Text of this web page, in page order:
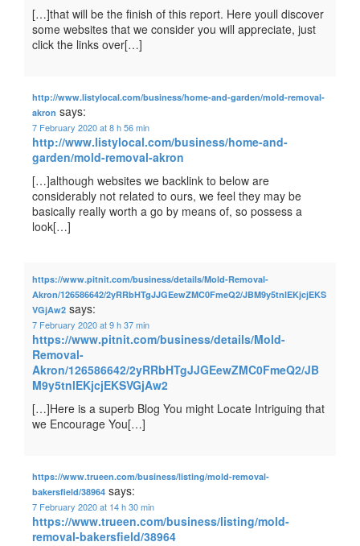
[…]that will be the finish of this report. Here youll discover
some websites that we consider you will appreciate, just
click the links over[…]
http://www.listylocal.com/business/home-and-garden/mold-removal-
akron says:
7 February 2020 at 8 h 56 min
http://www.listylocal.com/business/home-and-
garden/mold-removal-akron
[…]although websites we backlink to below are
considerably not related to ours, we feel they may be
basically really worth a go by means of, so possess a
look[…]
https://www.pitnit.com/business/details/Mold-Removal-
Akron/126586642/2yRRbHTgJJGEewZMC0FmeQ2/JBM9y5tnlEKjcjEKS
VGjAw2 says:
7 February 2020 at 9 h 37 min
https://www.pitnit.com/business/details/Mold-
Removal-
Akron/126586642/2yRRbHTgJJGEewZMC0FmeQ2/JB
M9y5tnlEKjcjEKSVGjAw2
[…]Here is a superb Blog You might Locate Intriguing that
we Encourage You[…]
https://www.trueen.com/business/listing/mold-removal-
bakersfield/38964 says:
7 February 2020 at 14 h 30 min
https://www.trueen.com/business/listing/mold-
removal-bakersfield/38964